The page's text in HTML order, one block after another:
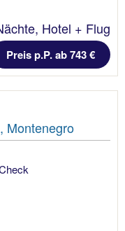
Hotel + Flug
Preis p.P. ab 743 €
Montenegro